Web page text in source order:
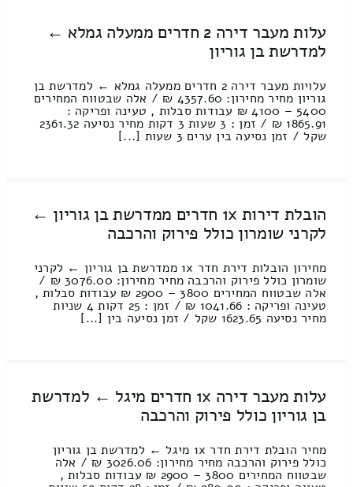
עלות מעבר דירה 2 חדרים ממעלה גמלא ←
למדרשת בן גוריון
עלויות מעבר דירה 2 חדרים ממעלה גמלא ← למדרשת בן
גוריון מחיר מחירון: 4357.60 ₪ / אלה שבטווח המחירים
5400 – 4100 ₪ עבודות סבלות , טעינה ופריקה :
1865.91 ₪ / זמן : 3 שעות 3 דקות מחיר נסיעה 2361.32
שקל / זמן נסיעה בין ערים 3 שעות [...]
הובלת דירות 1x חדרים ממדרשת בן גוריון ←
לקרני שומרון כולל פירוק והרכבה
מחירון הובלות דירת חדר 1x ממדרשת בן גוריון ← לקרני
שומרון כולל פירוק והרכבה מחיר מחירון: 3076.00 ₪ /
אלה שבטווח המחירים 3800 – 2900 ₪ עבודות סבלות ,
טעינה ופריקה : 1041.66 ₪ / זמן : 25 דקות 4 שניות
מחיר נסיעה 1623.65 שקל / זמן נסיעה בין [...]
עלות מעבר דירה 1x חדרים מיגל ← למדרשת
בן גוריון כולל פירוק והרכבה
מחיר הובלת דירת חדר 1x מיגל ← למדרשת בן גוריון
כולל פירוק והרכבה מחיר מחירון: 3026.06 ₪ / אלה
שבטווח המחירים 3800 – 2900 ₪ עבודות סבלות ,